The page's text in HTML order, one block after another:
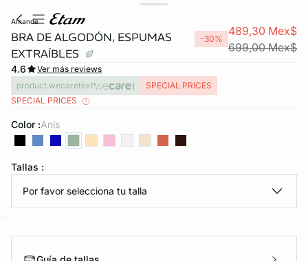
DE PANTIES
amande
BRA DE ALGODÓN, ESPUMAS
EXTRAÍBLES
-30%
489,30 Mex$
699,00 Mex$
4.6
Ver más reviews
product.wecaretext
SPECIAL PRICES
SPECIAL PRICES
Color : anis
Tallas :
Por favor selecciona tu talla